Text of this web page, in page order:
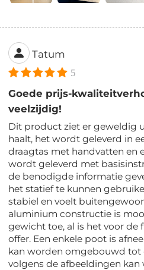
Tatum
5
Goede prijs-
veelzijdig!
Dit product ziet er geweldig
haalt, het wordt geleverd in
draagtas met handvatten en
wordt geleverd met
de benodigde informatie
het statief te kunnen
stabiel en voelt
aluminium constructie is
gewicht toe, al is het voor de
offer. Een enkele poot is
kan worden omgebouwd tot
volgens de afbeeldingen